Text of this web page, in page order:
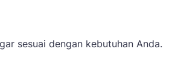
sesuai dengan kebutuhan Anda.